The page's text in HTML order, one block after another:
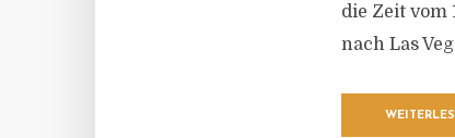
die Zeit vom
nach Las